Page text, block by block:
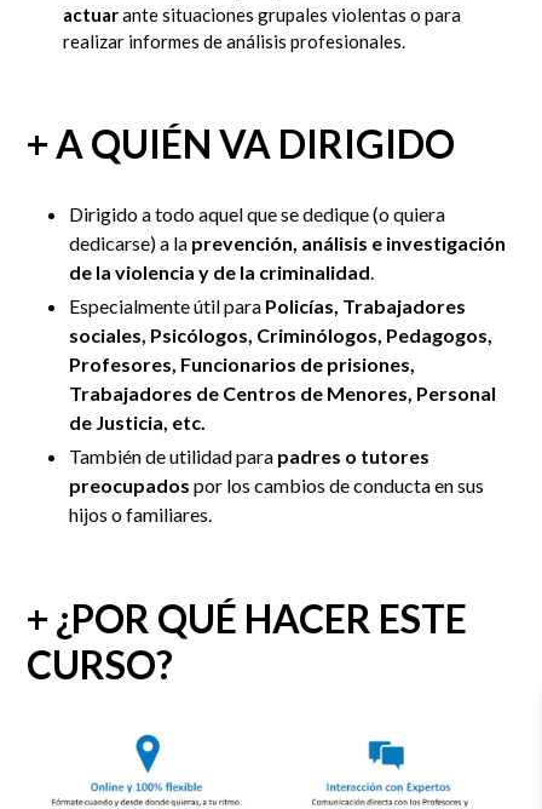
actuarante situaciones grupales violentas o para
realizar informes de análisis profesionales.
+ A QUIÉN VA DIRIGIDO
Dirigido a todo aquel que se dedique (o quiera
dedicarse) a la prevención, análisis e investigación
de la violencia y de la criminalidad.
Especialmente útil para Policías, Trabajadores
sociales, Psicólogos, Criminólogos, Pedagogos,
Profesores, Funcionarios de prisiones,
Trabajadores de Centros de Menores, Personal
de Justicia, etc.
También de utilidad para padres o tutores
preocupados por los cambios de conducta en sus
hijos o familiares.
+ ¿POR QUÉ HACER ESTE
CURSO?